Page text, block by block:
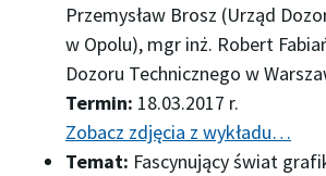
Przemysław Brosz (Urząd
w Opolu), mgr inż. Robert
Dozoru Technicznego w
Termin: 18.03.2017 r.
Zobacz zdjęcia z wykładu…
Temat: Fascynujący świat